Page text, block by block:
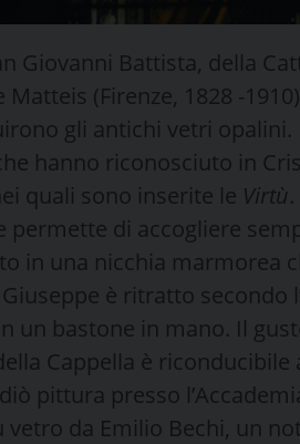
Giovanni Battista, della
(Firenze, 1828 -
gli antichi vetri
hanno riconosciuto in
quali sono inserite le Virtù
permette di accogliere
in una nicchia marmorea
è ritratto secondo
un bastone in mano. Il
Cappella è
pittura presso
da Emilio Bechi, un